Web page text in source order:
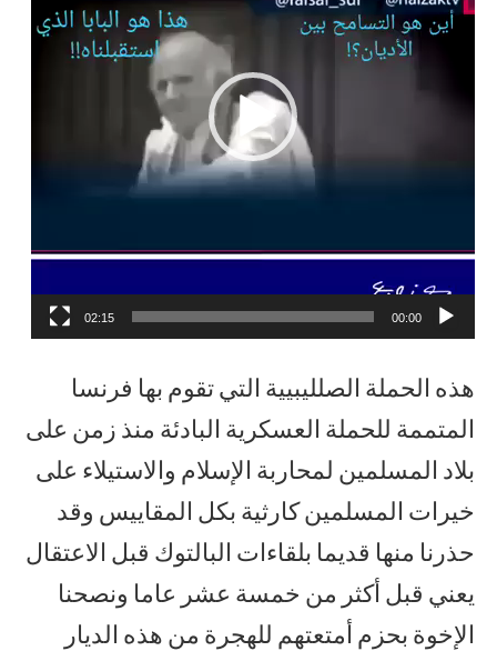
00:00
02:15
هذه الحملة الصلليبيية التي تقوم بها فرنسا
المتممة للحملة العسكرية البادئة منذ زمن على
بلاد المسلمين لمحاربة الإسلام والاستيلاء على
خيرات المسلمين كارثية بكل المقاييس وقد
حذرنا منها قديما بلقاءات البالتوك قبل الاعتقال
يعني قبل أكثر من خمسة عشر عاما ونصحنا
الإخوة بحزم أمتعتهم للهجرة من هذه الديار